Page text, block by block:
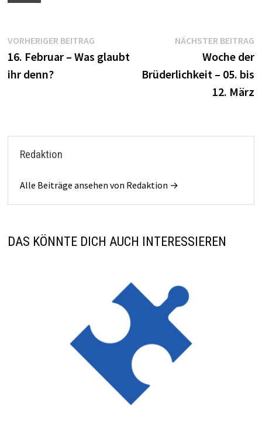
Beitragsnavigation
VORHERIGER BEITRAGVorheriger
Beitrag:
16. Februar – Was glaubt
ihr denn?
NÄCHSTER BEITRAG
Woche der
Brüderlichkeit – 05. bis
12. März
Redaktion
Alle Beiträge ansehen von Redaktion →
DAS KÖNNTE DICH AUCH INTERESSIEREN